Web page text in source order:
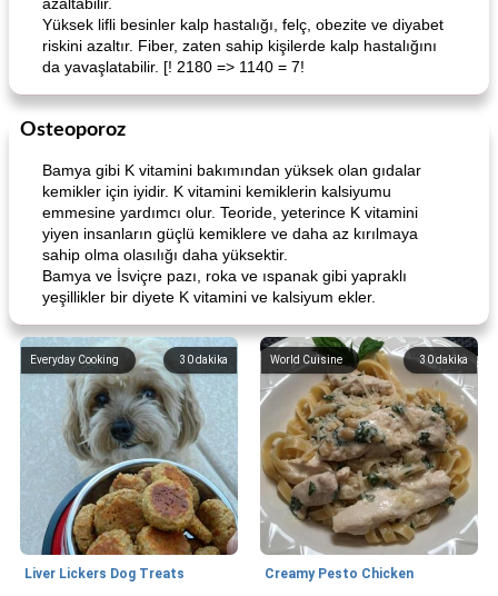
Yüksek lifli besinler kalp hastalığı, felç, obezite ve diyabet
riskini azaltır. Fiber, zaten sahip kişilerde kalp hastalığını
da yavaşlatabilir. [! 2180 => 1140 = 7!
Osteoporoz
Bamya gibi K vitamini bakımından yüksek olan gıdalar
kemikler için iyidir. K vitamini kemiklerin kalsiyumu
emmesine yardımcı olur. Teoride, yeterince K vitamini
yiyen insanların güçlü kemiklere ve daha az kırılmaya
sahip olma olasılığı daha yüksektir.
Bamya ve İsviçre pazı, roka ve ıspanak gibi yapraklı
yeşillikler bir diyete K vitamini ve kalsiyum ekler.
30dakika
Everyday Cooking
Liver Lickers Dog Treats
30dakika
World Cuisine
Creamy Pesto Chicken